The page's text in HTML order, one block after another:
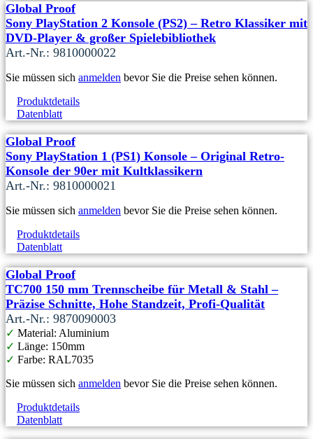
Global Proof
Sony PlayStation 2 Konsole (PS2) – Retro Klassiker mit
DVD-Player & großer Spielebibliothek
Art.-Nr.: 9810000022
Sie müssen sich anmelden bevor Sie die Preise sehen können.
Produktdetails
Datenblatt
Global Proof
Sony PlayStation 1 (PS1) Konsole – Original Retro-
Konsole der 90er mit Kultklassikern
Art.-Nr.: 9810000021
Sie müssen sich anmelden bevor Sie die Preise sehen können.
Produktdetails
Datenblatt
Global Proof
TC700 150 mm Trennscheibe für Metall & Stahl –
Präzise Schnitte, Hohe Standzeit, Profi-Qualität
Art.-Nr.: 9870090003
✓ Material: Aluminium
✓ Länge: 150mm
✓ Farbe: RAL7035
Sie müssen sich anmelden bevor Sie die Preise sehen können.
Produktdetails
Datenblatt